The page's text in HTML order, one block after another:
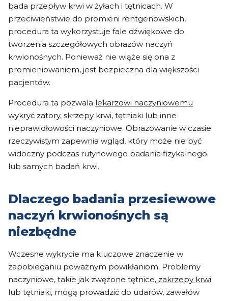
bada przepływ krwi w żyłach i tętnicach. W
przeciwieństwie do promieni rentgenowskich,
procedura ta wykorzystuje fale dźwiękowe do
tworzenia szczegółowych obrazów naczyń
krwionośnych. Ponieważ nie wiąże się ona z
promieniowaniem, jest bezpieczna dla większości
pacjentów.
Procedura ta pozwala lekarzowi naczyniowemu
wykryć zatory, skrzepy krwi, tętniaki lub inne
nieprawidłowości naczyniowe. Obrazowanie w czasie
rzeczywistym zapewnia wgląd, który może nie być
widoczny podczas rutynowego badania fizykalnego
lub samych badań krwi.
Dlaczego badania przesiewowe
naczyń krwionośnych są
niezbędne
Wczesne wykrycie ma kluczowe znaczenie w
zapobieganiu poważnym powikłaniom. Problemy
naczyniowe, takie jak zwężone tętnice, zakrzepy krwi
lub tętniaki, mogą prowadzić do udarów, zawałów